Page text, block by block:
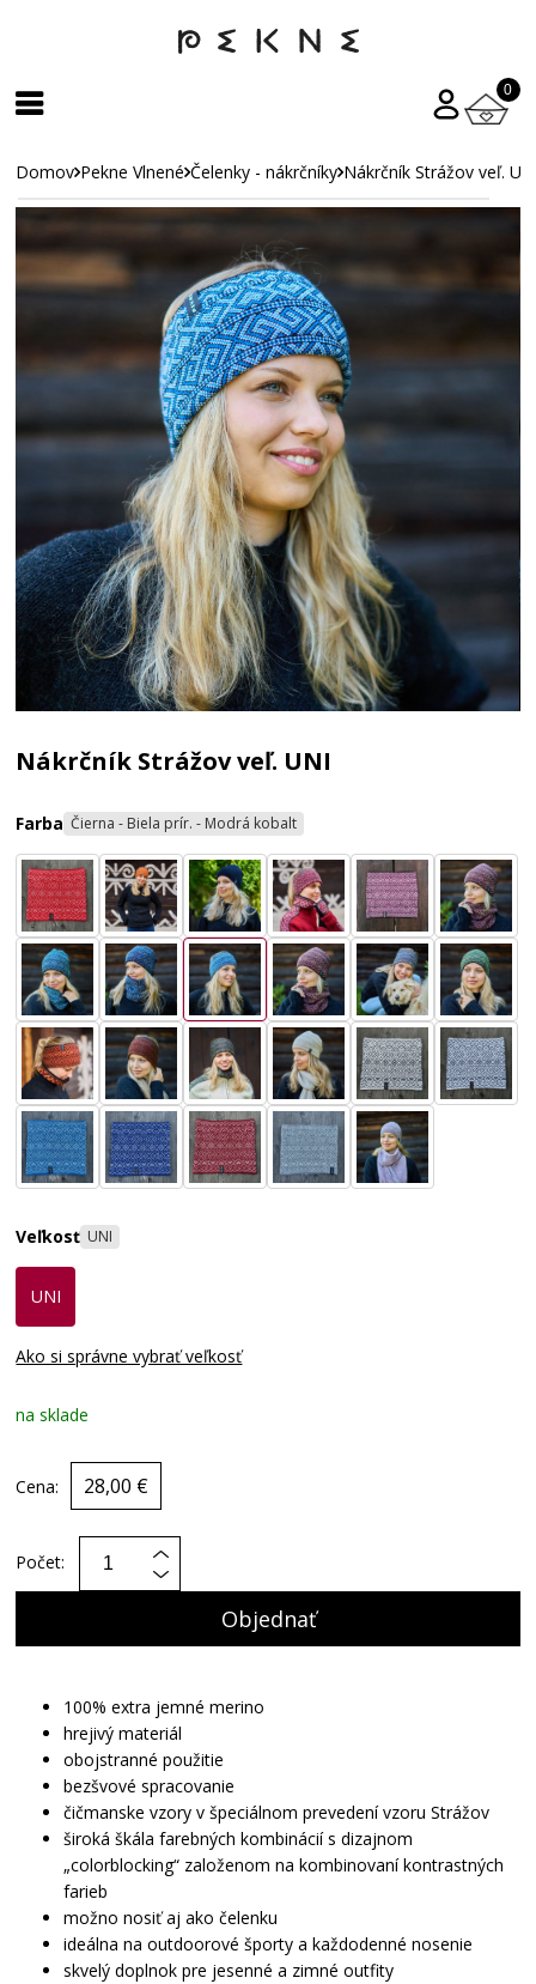
0
Domov Pekne Vlnené Čelenky - nákrčníky Nákrčník Strážov veľ.
Nákrčník Strážov veľ. UNI
Farba Čierna - Biela prír. - Modrá kobalt
Veľkosť UNI
UNI
Ako si správne vybrať veľkosť
na sklade
Cena: 28,00 €
Počet:
Objednať
100% extra jemné merino
hrejivý materiál
obojstranné použitie
bezšvové spracovanie
čičmanske vzory v špeciálnom prevedení vzoru Strážov
široká škála farebných kombinácií s dizajnom
„colorblocking“ založenom na kombinovaní kontrastných
farieb
možno nosiť aj ako čelenku
ideálna na outdoorové športy a každodenné nosenie
skvelý doplnok pre jesenné a zimné outfity